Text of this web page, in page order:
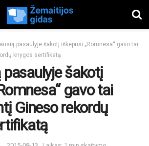
pasaulyje šakotį iškepusi „Romnesa“ gavo tai
knygos sertifikatą
pasaulyje šakotį
gavo tai
Gineso rekordų